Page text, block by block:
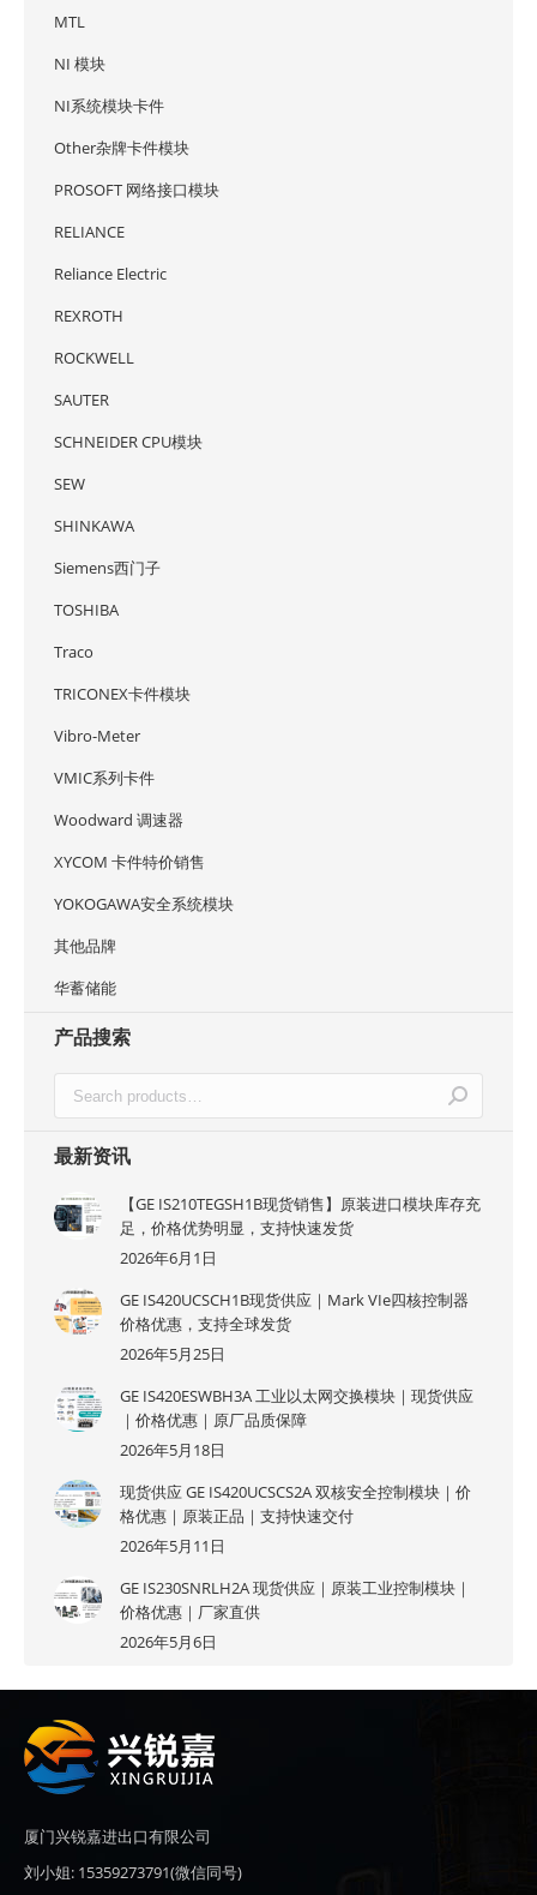
MTL
NI 模块
NI系统模块卡件
Other杂牌卡件模块
PROSOFT 网络接口模块
RELIANCE
Reliance Electric
REXROTH
ROCKWELL
SAUTER
SCHNEIDER CPU模块
SEW
SHINKAWA
Siemens西门子
TOSHIBA
Traco
TRICONEX卡件模块
Vibro-Meter
VMIC系列卡件
Woodward 调速器
XYCOM 卡件特价销售
YOKOGAWA安全系统模块
其他品牌
华蓄储能
产品搜索
最新资讯
【GE IS210TEGSH1B现货销售】原装进口模块库存充
足，价格优势明显，支持快速发货
2026年6月1日
GE IS420UCSCH1B现货供应｜Mark VIe四核控制器
价格优惠，支持全球发货
2026年5月25日
GE IS420ESWBH3A 工业以太网交换模块｜现货供应
｜价格优惠｜原厂品质保障
2026年5月18日
现货供应 GE IS420UCSCS2A 双核安全控制模块｜价
格优惠｜原装正品｜支持快速交付
2026年5月11日
GE IS230SNRLH2A 现货供应｜原装工业控制模块｜
价格优惠｜厂家直供
2026年5月6日
厦门兴锐嘉进出口有限公司
刘小姐: 15359273791(微信同号)